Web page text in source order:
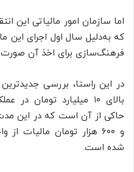
اما سازمان امور مالیاتی این
که به‌دلیل سال اول اجرای این
فرهنگ‌سازی برای اخذ آن صورت
در این راستا، بررسی
بالای ۱۰ میلیارد
و ۶۰۰ هزار تومان مالیات
شده است.